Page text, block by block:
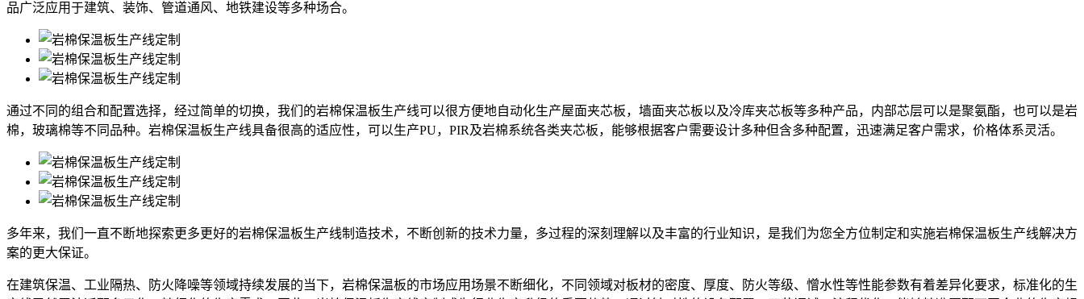
品广泛应用于建筑、装饰、管道通风、地铁建设等多种场合。
通过不同的组合和配置选择，经过简单的切换，我们的岩棉保温板生产线可以很方便地自动化生产屋面夹芯板，墙面夹芯板以及冷库夹芯板等多种产品，内部芯层可以是聚氨酯，也可以是岩
棉，玻璃棉等不同品种。岩棉保温板生产线具备很高的适应性，可以生产PU，PIR及岩棉系统各类夹芯板，能够根据客户需要设计多种但含多种配置，迅速满足客户需求，价格体系灵活。
多年来，我们一直不断地探索更多更好的岩棉保温板生产线制造技术，不断创新的技术力量，多过程的深刻理解以及丰富的行业知识，是我们为您全方位制定和实施岩棉保温板生产线解决方
案的更大保证。
在建筑保温、工业隔热、防火降噪等领域持续发展的当下，岩棉保温板的市场应用场景不断细化，不同领域对板材的密度、厚度、防火等级、憎水性等性能参数有着差异化要求，标准化的生